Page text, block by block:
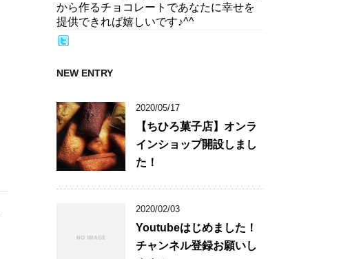
から作るチョコレートであなたに幸せを
提供できれば嬉しいです♪^^
NEW ENTRY
2020/05/17
【ちひろ菓子店】オンラ
インショップ開設しまし
た！
2020/02/03
Youtubeはじめました！
チャンネル登録お願いし